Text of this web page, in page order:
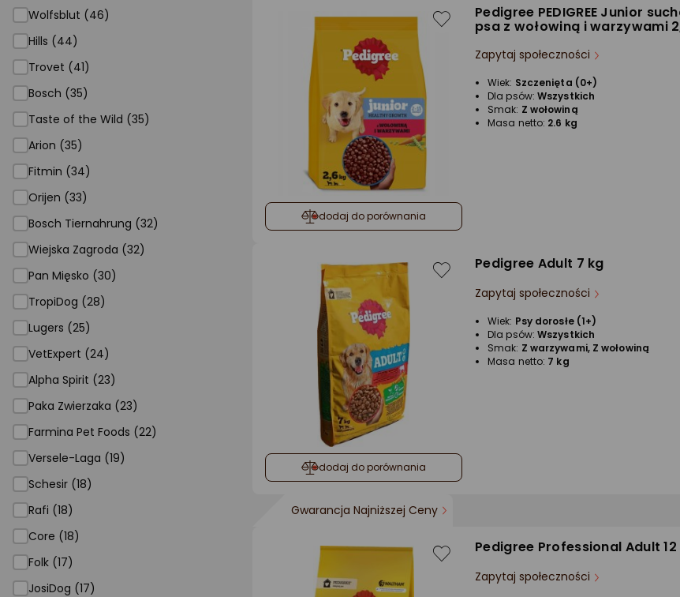
Wolfsblut (46)
Hills (44)
Trovet (41)
Bosch (35)
Taste of the Wild (35)
Arion (35)
Fitmin (34)
Orijen (33)
Bosch Tiernahrung (32)
Wiejska Zagroda (32)
Pan Mięsko (30)
TropiDog (28)
Lugers (25)
VetExpert (24)
Alpha Spirit (23)
Paka Zwierzaka (23)
Farmina Pet Foods (22)
Versele-Laga (19)
Schesir (18)
Rafi (18)
Core (18)
Folk (17)
JosiDog (17)
dodaj do porównania
Pedigree PEDIGREE Junior
psa z wołowiną i warzywami
Zapytaj społeczności
Wiek: Szczenięta (0+)
Dla psów: Wszystkich
Smak: Z wołowiną
Masa netto: 2.6 kg
dodaj do porównania
Pedigree Adult 7 kg
Zapytaj społeczności
Wiek: Psy dorosłe (1+)
Dla psów: Wszystkich
Smak: Z warzywami, Z wołowiną
Masa netto: 7 kg
Gwarancja Najniższej Ceny
Pedigree Professional Adult
Zapytaj społeczności